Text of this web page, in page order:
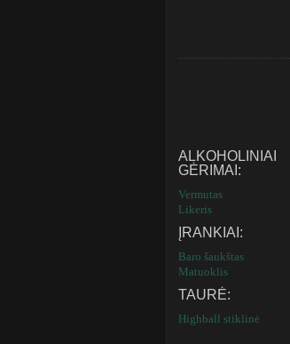
ALKOHOLINIAI
GĖRIMAI:
Vermutas
Likeris
ĮRANKIAI:
Baro šaukštas
Matuoklis
TAURĖ:
Highball stiklinė